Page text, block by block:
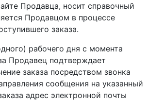
Продавца, носит справочный
Продавцом в процессе
заказа.
рабочего дня с момента
Продавец подтверждает
заказа посредством звонка
сообщения на указанный
адрес электронной почты